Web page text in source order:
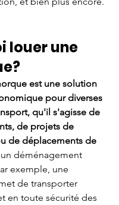
louer une
est une solution
pour diverses
qu'il s'agisse de
de projets de
de déplacements de
déménagement
exemple, une
de transporter
en toute sécurité des